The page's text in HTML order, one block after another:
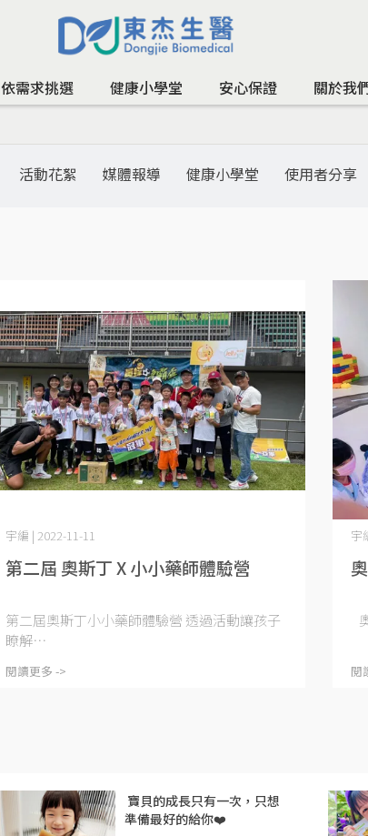
依需求挑選 健康小學堂 安心保證 關於我
活動花絮 媒體報導 健康小學堂 使用者分享
第二屆 奧斯丁 X 小小藥師體驗營
宇編 | 2022-11-11
第二屆奧斯丁小小藥師體驗營 透過活動讓孩子
瞭解⋯
閱讀更多 ->
宇
閱
​ 寶貝的成長只有一次，只想
準備最好的給你❤️